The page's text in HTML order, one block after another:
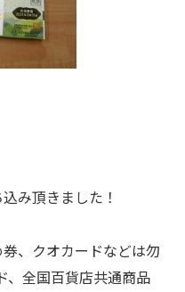
み頂きました！
、クオカードなどは勿
、全国百貨店共通商品